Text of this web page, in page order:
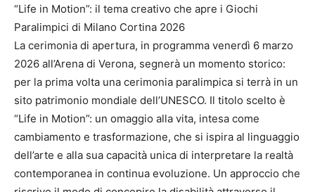
“Life in Motion”: il tema creativo che apre i Giochi
Paralimpici di Milano Cortina 2026
La cerimonia di apertura, in programma venerdì 6 marzo
2026 all’Arena di Verona, segnerà un momento storico:
per la prima volta una cerimonia paralimpica si terrà in un
sito patrimonio mondiale dell’UNESCO. Il titolo scelto è
“Life in Motion”: un omaggio alla vita, intesa come
cambiamento e trasformazione, che si ispira al linguaggio
dell’arte e alla sua capacità unica di interpretare la realtà
contemporanea in continua evoluzione. Un approccio che